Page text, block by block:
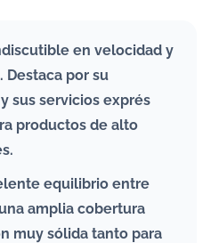
en velocidad y
por su
sus servicios exprés
productos de alto
equilibrio entre
amplia cobertura
muy sólida tanto para